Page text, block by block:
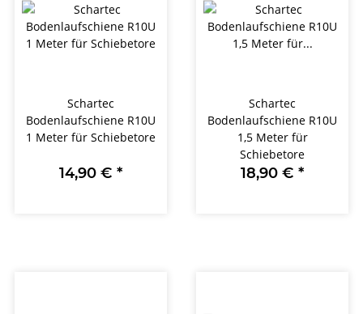
Schartec
Bodenlaufschiene R10U
1 Meter für Schiebetore
14,90 € *
Schartec
Bodenlaufschiene R10U
1,5 Meter für
Schiebetore
18,90 € *